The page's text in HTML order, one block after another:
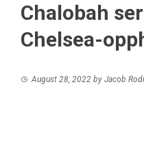
Chalobah
Chelsea-
August 28, 2022 by Jacob